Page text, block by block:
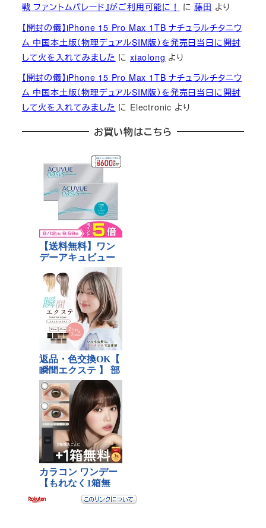
戦 ファントムパレード』がご利用可能に！
に藤田 より
【開封の儀】iPhone 15 Pro Max 1TB ナチュラルチタニウ
ム 中国本土版（物理デュアルSIM版）を発売日当日に開封
して火を入れてみました にxiaolong より
【開封の儀】iPhone 15 Pro Max 1TB ナチュラルチタニウ
ム 中国本土版（物理デュアルSIM版）を発売日当日に開封
して火を入れてみました に Electronic より
お買い物はこちら